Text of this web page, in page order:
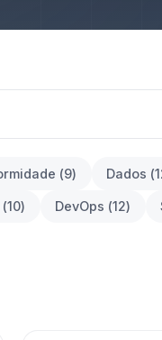
(9) Dados (
(10) DevOps (12)